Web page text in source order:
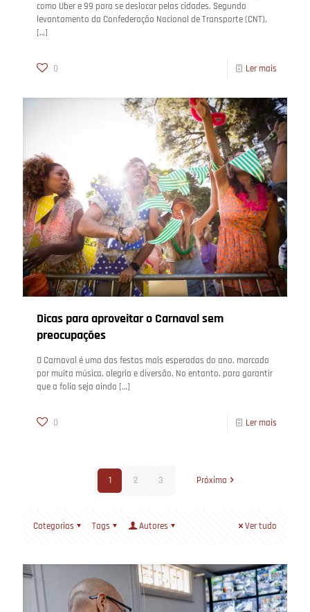
como Uber e 99 para se deslocar pelas cidades. Segundo
levantamento da Confederação Nacional de Transporte (CNT),
[…]
0 Ler mais
Dicas para aproveitar o Carnaval sem
preocupações
O Carnaval é uma das festas mais esperadas do ano, marcado
por muita música, alegria e diversão. No entanto, para garantir
que a folia seja ainda […]
0 Ler mais
1 2 3 Próxima
Categorias Tags Autores Ver tudo